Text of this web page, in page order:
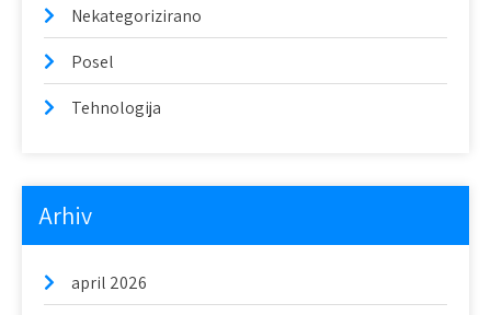
Nekategorizirano
Posel
Tehnologija
Arhiv
april 2026